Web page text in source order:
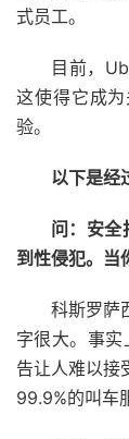
式员工。
目前，
这使得它成
验。
以下是经
问：安
到性侵犯。当
科斯罗萨
字很大。事
告让人难以接
99.9%的叫车